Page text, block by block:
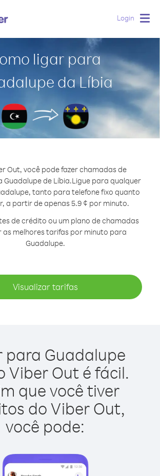
Login
ligar para
da Líbia
Out, você pode fazer chamadas de
de Líbia.Ligue para qualquer
tanto para telefone fixo quanto
a partir de apenas 5.9 ¢ por minuto.
de crédito ou um plano de chamadas
melhores tarifas por minuto para
Guadalupe.
Visualizar tarifas
para Guadalupe
Viber Out é fácil.
que você tiver
do Viber Out,
você pode: